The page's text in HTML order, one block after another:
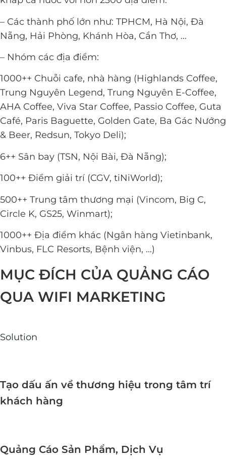
– Các thành phố lớn như: TPHCM, Hà Nội, Đà
Nẵng, Hải Phòng, Khánh Hòa, Cần Thơ, …
– Nhóm các địa điểm:
1000++ Chuỗi cafe, nhà hàng (Highlands Coffee,
Trung Nguyên Legend, Trung Nguyên E-Coffee,
AHA Coffee, Viva Star Coffee, Passio Coffee, Guta
Café, Paris Baguette, Golden Gate, Ba Gác Nướng
& Beer, Redsun, Tokyo Deli);
6++ Sân bay (TSN, Nội Bài, Đà Nẵng);
100++ Điểm giải trí (CGV, tiNiWorld);
500++ Trung tâm thương mại (Vincom, Big C,
Circle K, GS25, Winmart);
1000++ Địa điểm khác (Ngân hàng Vietinbank,
Vinbus, FLC Resorts, Bệnh viện, …)
MỤC ĐÍCH CỦA QUẢNG CÁO
QUA WIFI MARKETING
Solution
Tạo dấu ấn về thương hiệu trong tâm trí
khách hàng
Quảng Cáo Sản Phẩm, Dịch Vụ